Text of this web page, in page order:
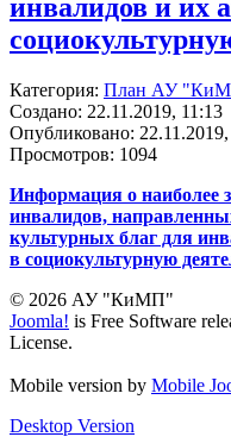
инвалидов и их
Категория: План АУ
Создано: 22.11.2019, 11:13
Опубликовано: 22.11.2019,
Просмотров: 1094
Информация о наиболее
инвалидов,
культурных благ для
в социокультурную
© 2026 АУ "КиМП"
Joomla! is Free Software
License.
Mobile version by Mobile
Desktop Version